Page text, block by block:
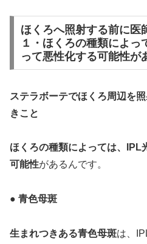
ほくろへ照射する前に医
１・ほくろの種類によっ
って悪性化する可能性が
ステラボーテでほくろ周辺を
きこと
ほくろの種類によっては、IPL
可能性があるんです。
● 青色母斑
生まれつきある青色母斑は、